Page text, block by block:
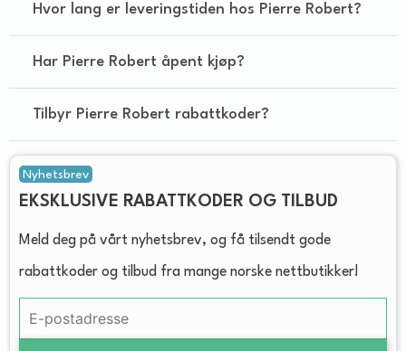
Hvor lang er leveringstiden hos Pierre Robert?
Har Pierre Robert åpent kjøp?
Tilbyr Pierre Robert rabattkoder?
Nyhetsbrev
EKSKLUSIVE RABATTKODER OG TILBUD
Meld deg på vårt nyhetsbrev, og få tilsendt gode
rabattkoder og tilbud fra mange norske nettbutikker!